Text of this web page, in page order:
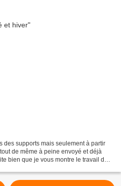
des supports mais seulement à partir
de même à peine envoyé et déjà
bien que je vous montre le travail de